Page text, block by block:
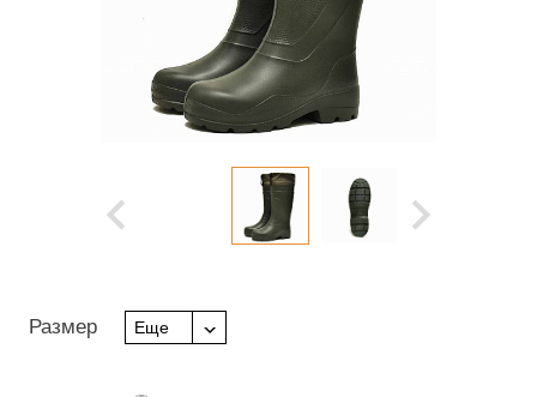
Размер Еще